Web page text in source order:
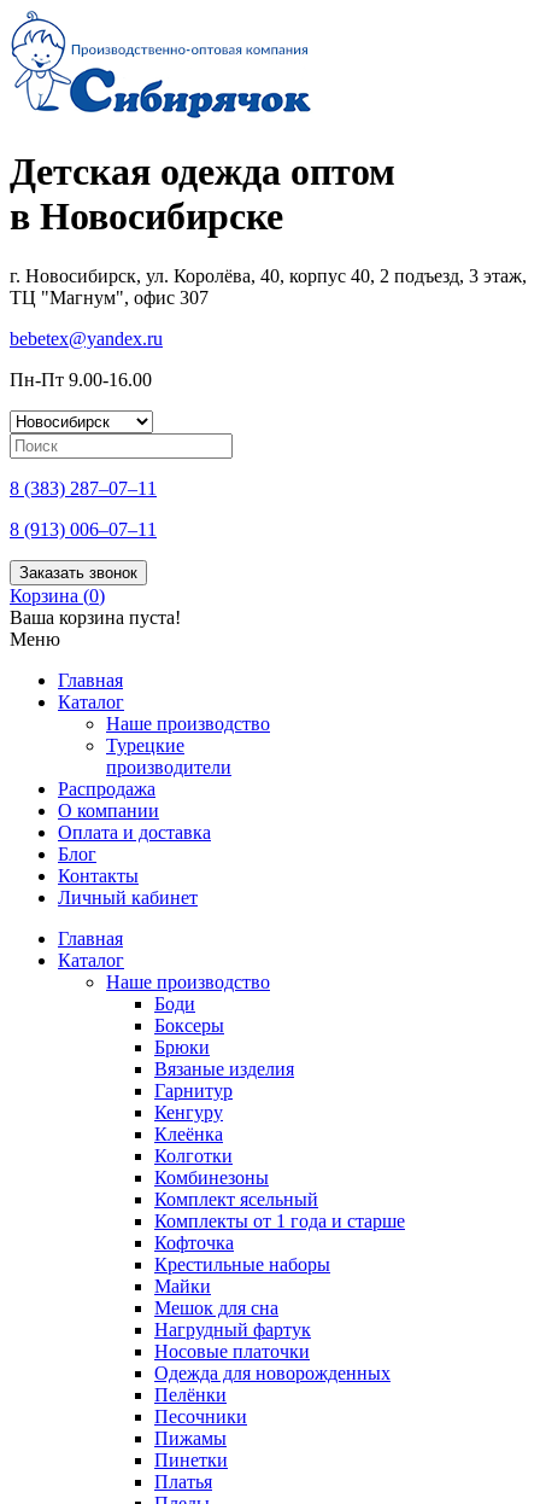
Детская одежда оптом
в Новосибирске
г. Новосибирск, ул. Королёва, 40, корпус 40, 2 подъезд, 3 этаж,
ТЦ "Магнум", офис 307
bebetex@yandex.ru
Пн-Пт 9.00-16.00
8 (383) 287–07–11
8 (913) 006–07–11
Заказать звонок
Корзина (0)
Ваша корзина пуста!
Меню
Главная
Каталог
Наше производство
Турецкие
производители
Распродажа
О компании
Оплата и доставка
Блог
Контакты
Личный кабинет
Главная
Каталог
Наше производство
Боди
Боксеры
Брюки
Вязаные изделия
Гарнитур
Кенгуру
Клеёнка
Колготки
Комбинезоны
Комплект ясельный
Комплекты от 1 года и старше
Кофточка
Крестильные наборы
Майки
Мешок для сна
Нагрудный фартук
Носовые платочки
Одежда для новорожденных
Пелёнки
Песочники
Пижамы
Пинетки
Платья